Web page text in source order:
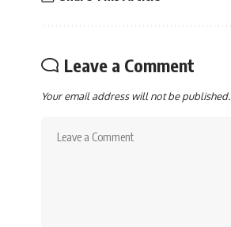
Leave a Comment
Your email address will not be published.